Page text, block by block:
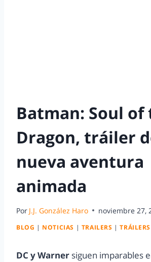
Batman: Soul of
Dragon, tráiler
nueva aventura
animada
Por J.J. González Haro noviembre 27,
BLOG | NOTICIAS | TRAILERS |
DC y Warner siguen imparables